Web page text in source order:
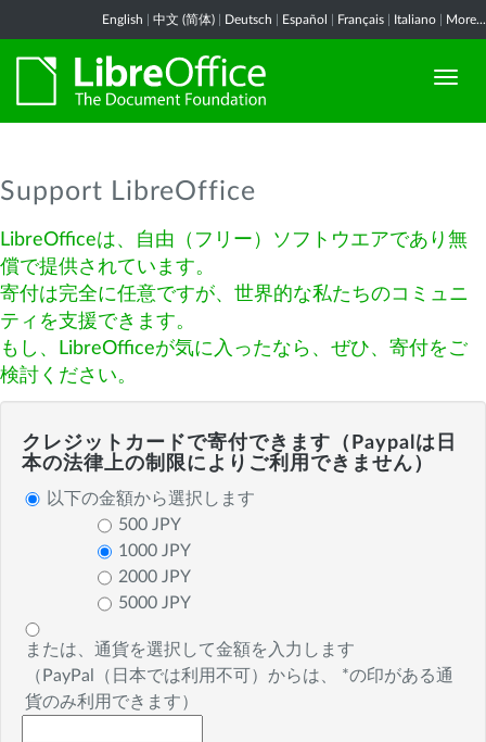
English 中文 (简体) Deutsch Español Français Italiano More...
Support LibreOffice
LibreOfficeは、自由（フリー）ソフトウエアであり無
償で提供されています。
寄付は完全に任意ですが、世界的な私たちのコミュニ
ティを支援できます。
もし、LibreOfficeが気に入ったなら、ぜひ、寄付をご
検討ください。
クレジットカードで寄付できます（Paypalは日
本の法律上の制限によりご利用できません）
以下の金額から選択します
500 JPY
1000 JPY
2000 JPY
5000 JPY
または、通貨を選択して金額を入力します
（PayPal（日本では利用不可）からは、 *の印がある通
貨のみ利用できます）